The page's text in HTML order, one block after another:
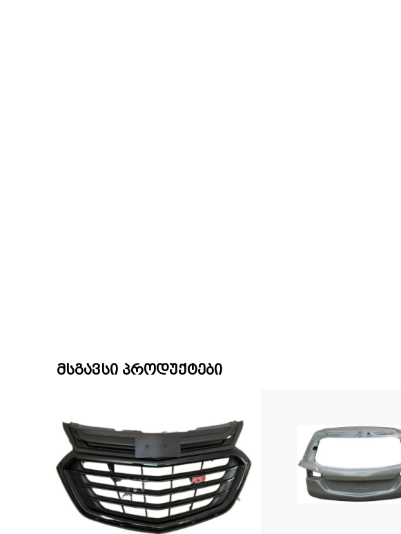
მსგავსი პროდუქტები